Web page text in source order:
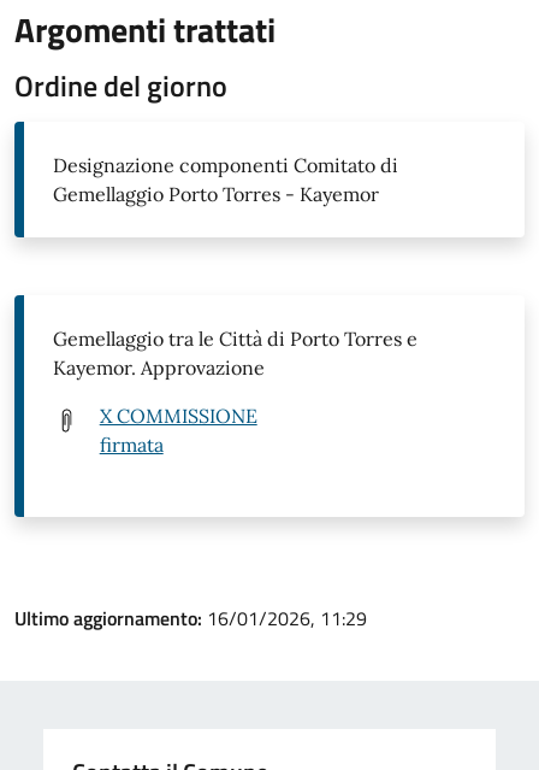
Argomenti trattati
Ordine del giorno
Designazione componenti Comitato di
Gemellaggio Porto Torres - Kayemor
Gemellaggio tra le Città di Porto Torres e
Kayemor. Approvazione
X COMMISSIONE
firmata
Ultimo aggiornamento: 16/01/2026, 11:29